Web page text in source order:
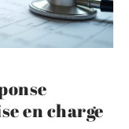
en charge